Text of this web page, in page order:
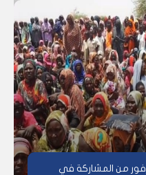
من المشاركة في